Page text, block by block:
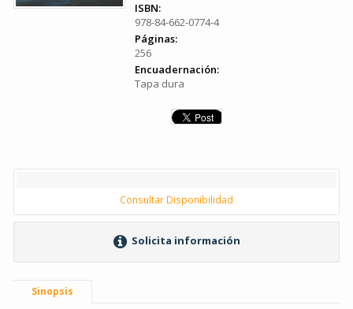
ISBN:
978-84-662-0774-4
Páginas:
256
Encuadernación:
Tapa dura
Consultar Disponibilidad
Solicita información
Sinopsis